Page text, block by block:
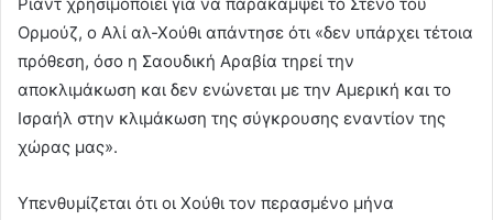
Ριάντ χρησιμοποιεί για να παρακάμψει το Στενό του
Ορμούζ, ο Αλί αλ-Χούθι απάντησε ότι «δεν υπάρχει τέτοια
πρόθεση, όσο η Σαουδική Αραβία τηρεί την
αποκλιμάκωση και δεν ενώνεται με την Αμερική και το
Ισραήλ στην κλιμάκωση της σύγκρουσης εναντίον της
χώρας μας».
Υπενθυμίζεται ότι οι Χούθι τον περασμένο μήνα